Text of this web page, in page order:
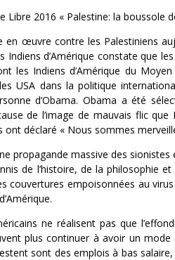
Libre 2016 « Palestine: la boussole
en œuvre contre les Palestiniens
Indiens d’Amérique constate que
les Indiens d’Amérique du
USA dans la politique
d’Obama. Obama a été
de l’image de mauvais flic
ont déclaré « Nous sommes
propagande massive des
de l’histoire, de la philosophie
couvertures empoisonnées au
ne réalisent pas que
plus continuer à avoir un
sont des emplois à bas